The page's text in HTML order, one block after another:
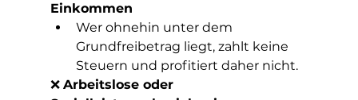
Einkommen
Wer ohnehin unter dem
Grundfreibetrag liegt, zahlt keine
Steuern und profitiert daher nicht.
❌ Arbeitslose oder